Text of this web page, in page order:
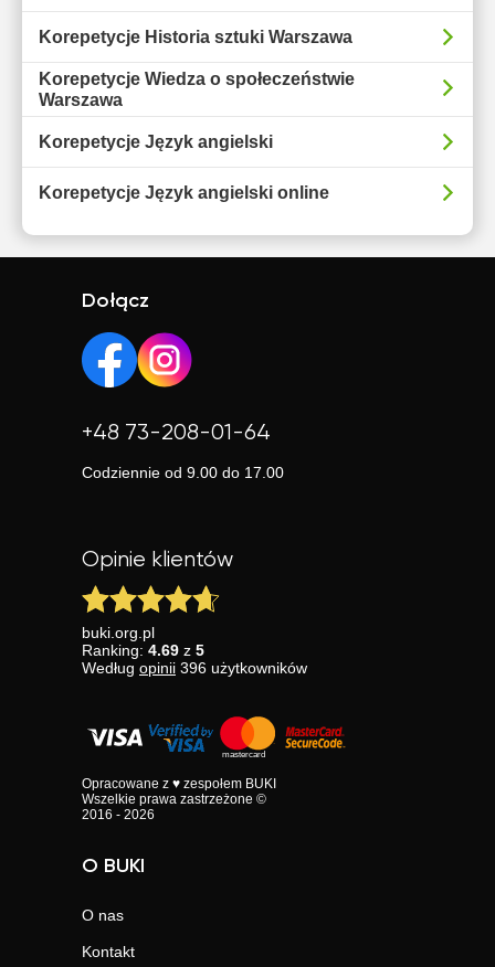
Korepetycje Historia sztuki Warszawa
Korepetycje Wiedza o społeczeństwie
Warszawa
Korepetycje Język angielski
Korepetycje Język angielski online
Dołącz
+48 73-208-01-64
Codziennie od 9.00 do 17.00
Opinie klientów
buki.org.pl
Ranking: 4.69 z 5
Według opinii 396 użytkowników
Opracowane z ♥ zespołem BUKI
Wszelkie prawa zastrzeżone ©
2016 - 2026
O BUKI
O nas
Kontakt